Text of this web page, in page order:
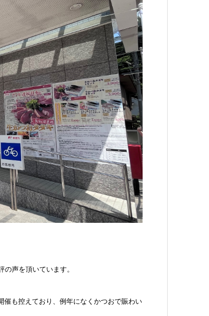
声を頂いています。
も控えており、例年になくかつおで賑わい